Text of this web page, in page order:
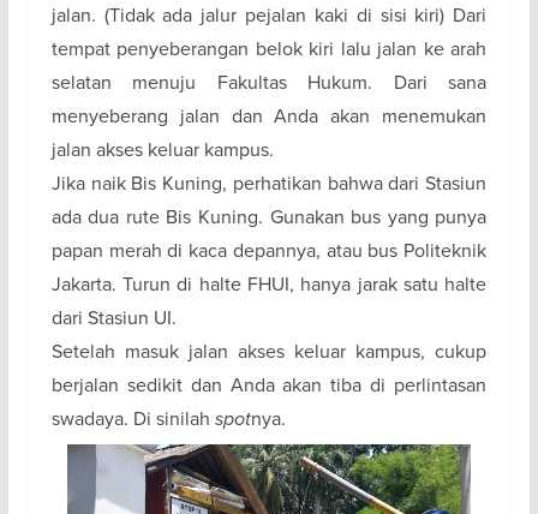
jalan. (Tidak ada jalur pejalan kaki di sisi kiri) Dari
tempat penyeberangan belok kiri lalu jalan ke arah
selatan menuju Fakultas Hukum. Dari sana
menyeberang jalan dan Anda akan menemukan
jalan akses keluar kampus.
Jika naik Bis Kuning, perhatikan bahwa dari Stasiun
ada dua rute Bis Kuning. Gunakan bus yang punya
papan merah di kaca depannya, atau bus Politeknik
Jakarta. Turun di halte FHUI, hanya jarak satu halte
dari Stasiun UI.
Setelah masuk jalan akses keluar kampus, cukup
berjalan sedikit dan Anda akan tiba di perlintasan
swadaya. Di sinilah spotnya.